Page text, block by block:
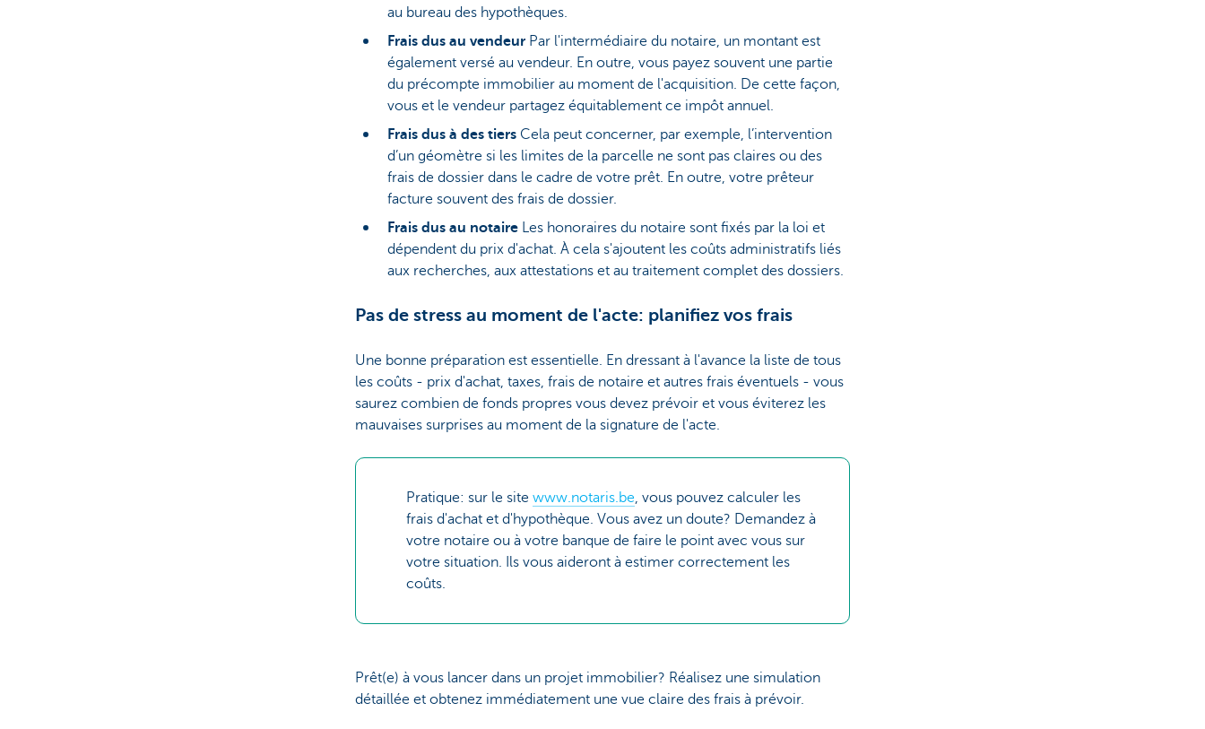
au bureau des hypothèques.
Frais dus au vendeurPar l'intermédiaire du notaire, un montant est
également versé au vendeur. En outre, vous payez souvent une partie
du précompte immobilier au moment de l'acquisition. De cette façon,
vous et le vendeur partagez équitablement ce impôt annuel.
Frais dus à des tiers Cela peut concerner, par exemple, l’intervention
d’un géomètre si les limites de la parcelle ne sont pas claires ou des
frais de dossier dans le cadre de votre prêt. En outre, votre prêteur
facture souvent des frais de dossier.
Frais dus au notaire
Les honoraires du notaire sont fixés par la loi et
dépendent du prix d'achat. À cela s'ajoutent les coûts administratifs liés
aux recherches, aux attestations et au traitement complet des dossiers.
Pas de stress au moment de l'acte: planifiez vos frais
Une bonne préparation est essentielle. En dressant à l'avance la liste de tous
les coûts - prix d'achat, taxes, frais de notaire et autres frais éventuels - vous
saurez combien de fonds propres vous devez prévoir et vous éviterez les
mauvaises surprises au moment de la signature de l'acte.
Pratique: sur le site www.notaris.be , vous pouvez calculer les
frais d'achat et d'hypothèque. Vous avez un doute? Demandez à
votre notaire ou à votre banque de faire le point avec vous sur
votre situation. Ils vous aideront à estimer correctement les
coûts.
Prêt(e) à vous lancer dans un projet immobilier? Réalisez une simulation
détaillée et obtenez immédiatement une vue claire des frais à prévoir.